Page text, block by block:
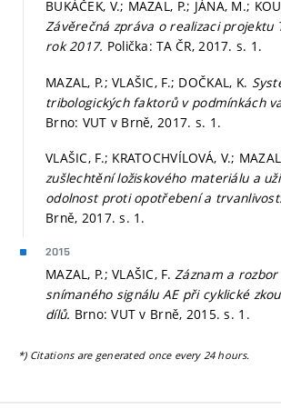
BUKÁČEK, V.; MAZAL, P.; JÁNA, M.;
Závěrečná zpráva o realizaci projektu
rok 2017. Polička: TA ČR, 2017. s. 1.
MAZAL, P.; VLAŠIC, F.; DOČKAL, K.
tribologických faktorů v podmínkách
Brno: VUT v Brně, 2017. s. 1.
VLAŠIC, F.; KRATOCHVÍLOVÁ, V.;
zušlechtění ložiskového materiálu a
odolnost proti opotřebení a trvanlivost.
Brně, 2017.s. 1.
2015
MAZAL, P.; VLAŠIC, F.Záznam a
snímaného signálu AE při cyklické
dílů. Brno: VUT v Brně, 2015.s. 1.
*) Citations are generated once every 24 hours.